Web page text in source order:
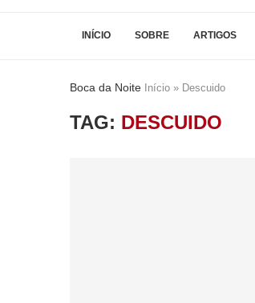
INÍCIO SOBRE ARTIGOS
Boca da Noite Início » Descuido
TAG: DESCUIDO